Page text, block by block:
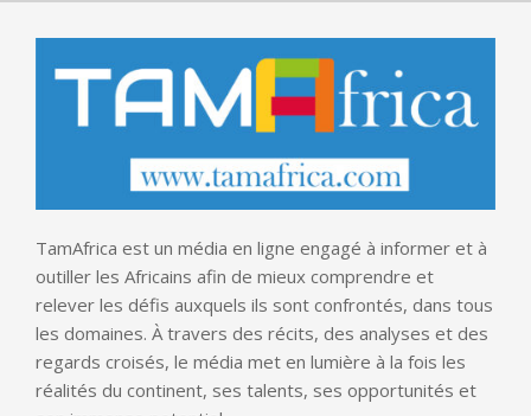
TamAfrica est un média en ligne engagé à informer et à
outiller les Africains afin de mieux comprendre et
relever les défis auxquels ils sont confrontés, dans tous
les domaines. À travers des récits, des analyses et des
regards croisés, le média met en lumière à la fois les
réalités du continent, ses talents, ses opportunités et